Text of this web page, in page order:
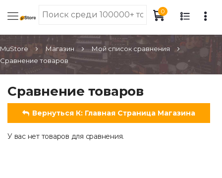
0
MuStore Магазин
Мой список сравнения
Сравнение товаров
Сравнение товаров
Вернуться К: Главная Страница Магазина
У вас нет товаров для сравнения.